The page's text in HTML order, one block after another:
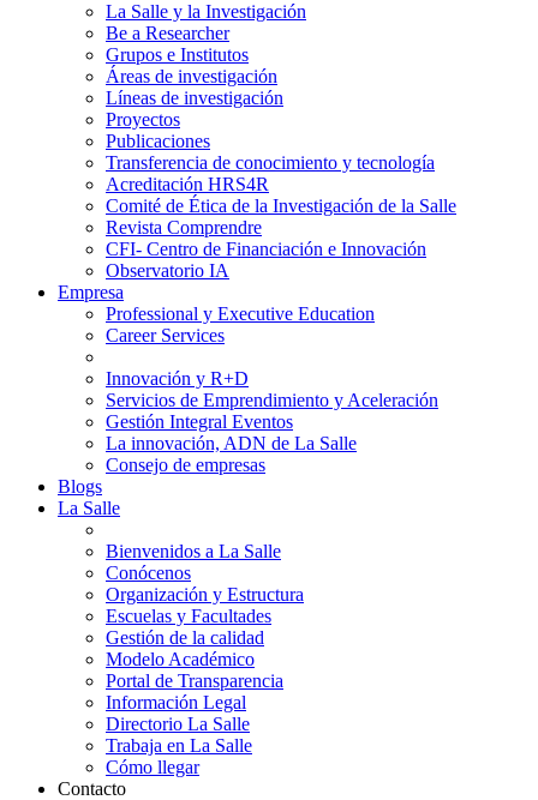
La Salle y la Investigación
Be a Researcher
Grupos e Institutos
Áreas de investigación
Líneas de investigación
Proyectos
Publicaciones
Transferencia de conocimiento y tecnología
Acreditación HRS4R
Comité de Ética de la Investigación de la Salle
Revista Comprendre
CFI- Centro de Financiación e Innovación
Observatorio IA
Empresa
Professional y Executive Education
Career Services
Innovación y R+D
Servicios de Emprendimiento y Aceleración
Gestión Integral Eventos
La innovación, ADN de La Salle
Consejo de empresas
Blogs
La Salle
Bienvenidos a La Salle
Conócenos
Organización y Estructura
Escuelas y Facultades
Gestión de la calidad
Modelo Académico
Portal de Transparencia
Información Legal
Directorio La Salle
Trabaja en La Salle
Cómo llegar
Contacto